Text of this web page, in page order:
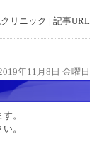
リニック | 記事URL
年11月8日 金曜日
。
。